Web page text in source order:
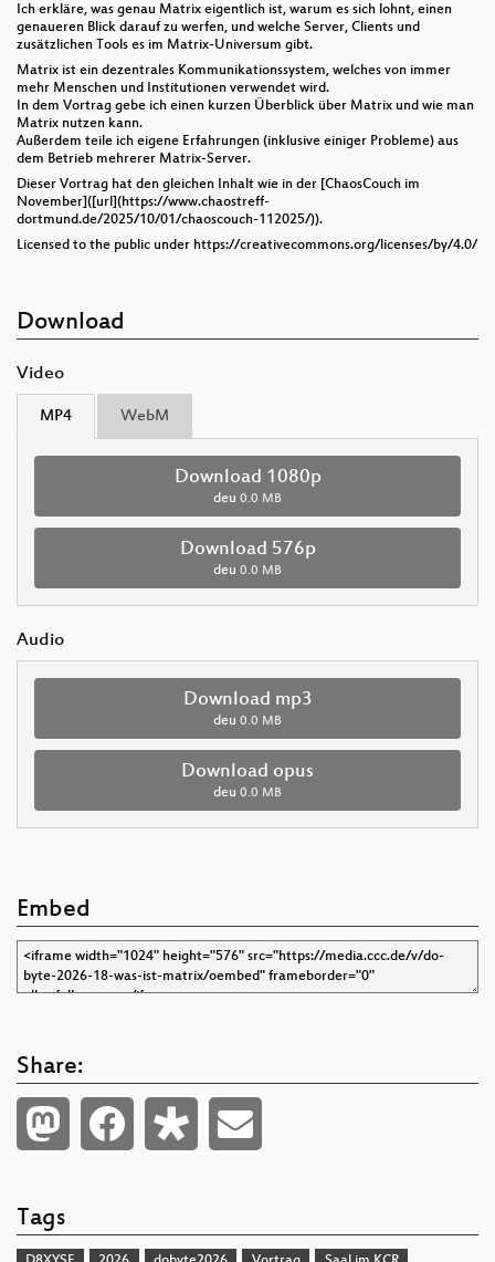
Ich erkläre, was genau Matrix eigentlich ist, warum es sich lohnt, einen
genaueren Blick darauf zu werfen, und welche Server, Clients und
zusätzlichen Tools es im Matrix-Universum gibt.
Matrix ist ein dezentrales Kommunikationssystem, welches von immer
mehr Menschen und Institutionen verwendet wird.
In dem Vortrag gebe ich einen kurzen Überblick über Matrix und wie man
Matrix nutzen kann.
Außerdem teile ich eigene Erfahrungen (inklusive einiger Probleme) aus
dem Betrieb mehrerer Matrix-Server.
Dieser Vortrag hat den gleichen Inhalt wie in der [ChaosCouch im
November]([url](https://www.chaostreff-
dortmund.de/2025/10/01/chaoscouch-112025/)).
Licensed to the public under https://creativecommons.org/licenses/by/4.0/
Download
Video
MP4 WebM
Download 1080p
deu 0.0 MB
Download 576p
deu 0.0 MB
Audio
Download mp3
deu 0.0 MB
Download opus
deu 0.0 MB
Embed
Share:
Tags